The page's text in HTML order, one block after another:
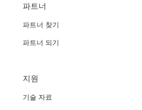
파트너
파트너 찾기
파트너 되기
지원
기술 자료